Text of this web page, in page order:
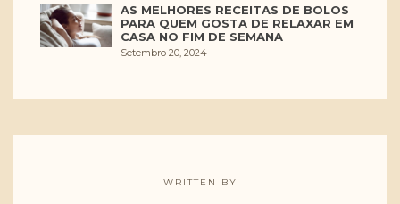
AS MELHORES RECEITAS DE BOLOS
PARA QUEM GOSTA DE RELAXAR EM
CASA NO FIM DE SEMANA
Setembro 20, 2024
WRITTEN BY